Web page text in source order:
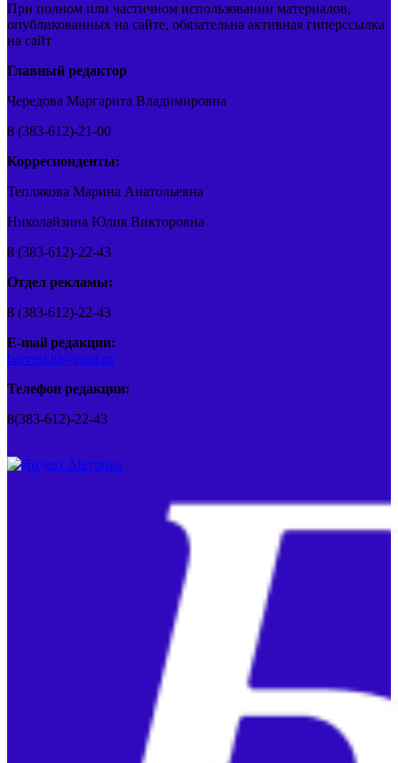
При полном или частичном использовании материалов,
опубликованных на сайте, обязательна активная гиперссылка
на сайт
Главный редактор
Чередова Маргарита Владимировна
8 (383-612)-21-00
Корреспонденты:
Теплякова Марина Анатольевна
Николайзина Юлия Викторовна
8 (383-612)-22-43
Отдел рекламы:
8 (383-612)-22-43
E-mail редакции:
barvest20@mail.ru
Телефон редакции:
8(383-612)-22-43